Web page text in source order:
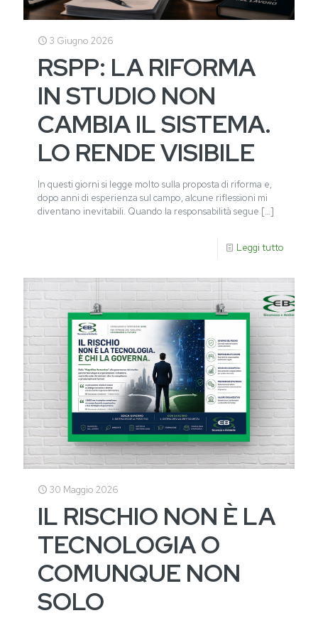
3 Giugno 2026
RSPP: LA RIFORMA
IN STUDIO NON
CAMBIA IL SISTEMA.
LO RENDE VISIBILE
In questi giorni si legge molto sulla proposta di riforma e,
dopo anni di esperienza sul campo, alcune riflessioni mi
diventano inevitabili. Quando la responsabilità segue […]
Leggi tutto
30 Maggio 2026
IL RISCHIO NON È LA
TECNOLOGIA O
COMUNQUE NON
SOLO